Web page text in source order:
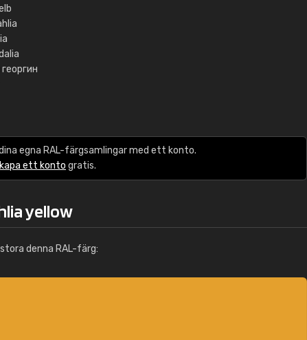
egna RAL-färgsamlingar med ett konto.
ett konto gratis.
yellow
denna RAL-färg: